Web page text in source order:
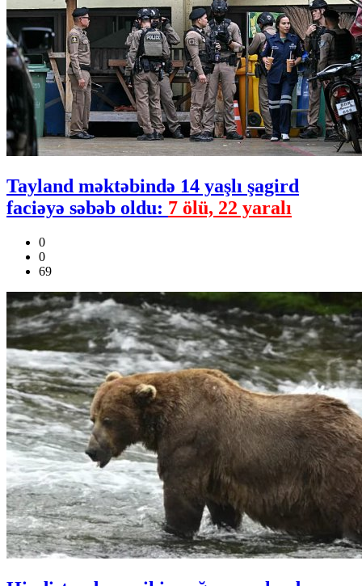
Tayland məktəbində 14 yaşlı şagird
faciəyə səbəb oldu: 7 ölü, 22 yaralı
0
0
69